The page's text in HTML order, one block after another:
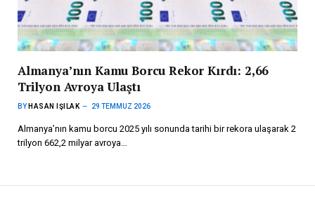
Almanya’nın Kamu Borcu Rekor Kırdı: 2,66
Trilyon Avroya Ulaştı
BY HASAN IŞILAK 29 TEMMUZ 2026
Almanya’nın kamu borcu 2025 yılı sonunda tarihi bir rekora ulaşarak 2
trilyon 662,2 milyar avroya…